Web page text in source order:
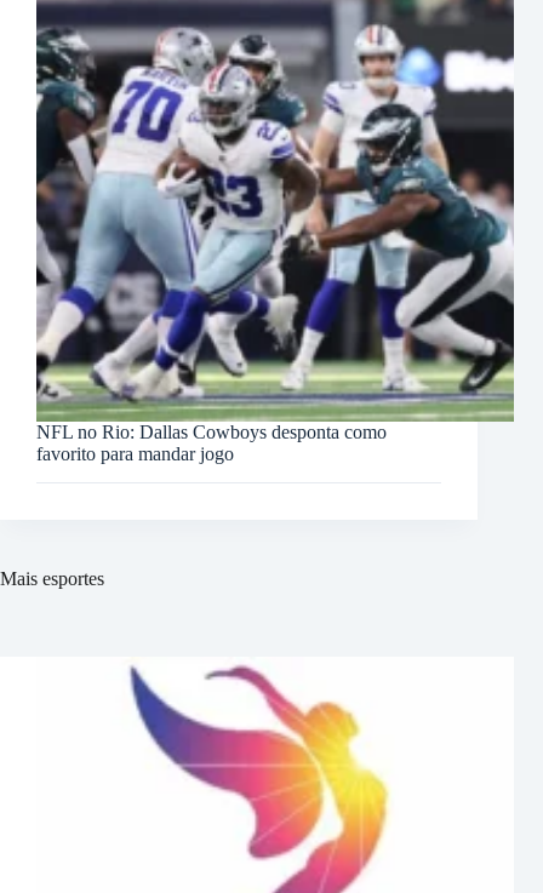
NFL no Rio: Dallas Cowboys desponta como
favorito para mandar jogo
Mais esportes